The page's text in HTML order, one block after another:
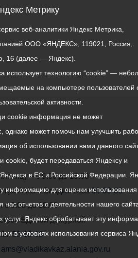
– с 9.00 до 18.00
АМС г. Владикавказ30-30-30
с 9:00 до 18:00
Единой дежурной
53-19-19
ams@vladikavkaz.alania.gov.ru
Метрику
веб-аналитики Яндекс Метрика,
ООО «ЯНДЕКС», 119021, Россия,
16 (далее — Яндекс).
использует технологию “cookie” —
на компьютере пользователей
активности.
cookie информация не может
однако может помочь нам улучшить
об использовании вами данного
будет передаваться Яндексу и
в ЕС и Российской Федерации.
информацию для оценки
нас отчетов о деятельности нашего
услуг. Яндекс обрабатывает эту
в условиях использования сервиса